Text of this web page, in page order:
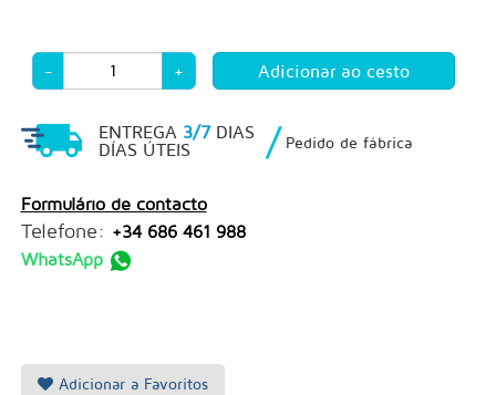
- +
ENTREGA 3/7DIAS
DÍAS ÚTEIS
/ Pedido de fábrica
Formulário de contacto
Telefone: +34 686 461 988
WhatsApp
Adicionar a Favoritos